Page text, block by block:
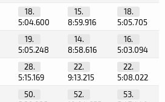
18.
5:04.600
15.
8:59.916
18.
5:05.705
19.
5:05.248
14.
8:58.616
16.
5:03.094
28.
5:15.169
22.
9:13.215
22.
5:08.022
50.
52.
53.